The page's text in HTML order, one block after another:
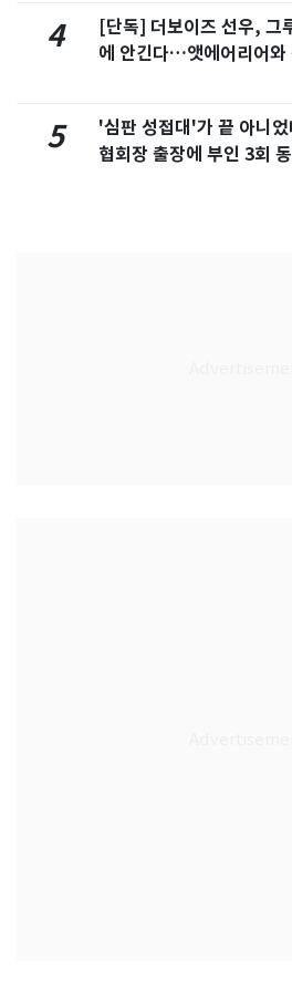
4
[단독] 더보이즈 선우, 그
에 안긴다…앳에어리어와
5
'심판 성접대'가 끝 아니
협회장 출장에 부인 3회